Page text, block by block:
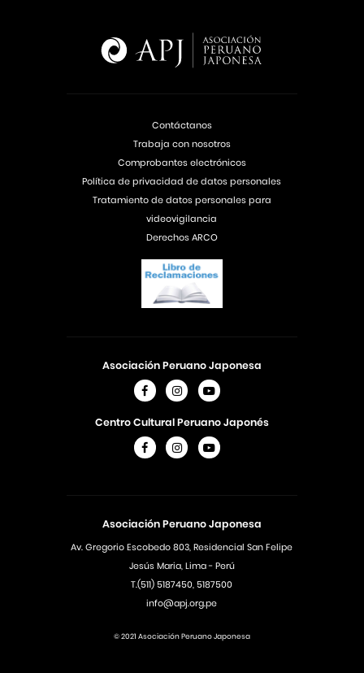
Asociación Peruano Japonesa
Av. Gregorio Escobedo 803, Residencial San Felipe
Jesús Maria, Lima - Perú
T.(511) 5187450, 5187500
info@apj.org.pe
Asociación Peruano Japonesa
Centro Cultural Peruano Japonés
Contáctanos
Trabaja con nosotros
Comprobantes electrónicos
Política de privacidad de datos personales
Tratamiento de datos personales para
videovigilancia
Derechos ARCO
© 2021 Asociación Peruano Japonesa